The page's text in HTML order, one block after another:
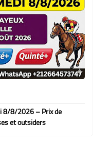
8/8/2026 – Prix de
et outsiders